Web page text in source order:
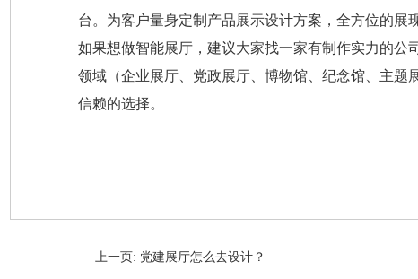
台。为客户量身定制产品展示设计方案，全方位的展
如果想做智能展厅，建议大家找一家有制作实力的公
领域（企业展厅、党政展厅、博物馆、纪念馆、主
信赖的选择。
上一页: 党建展厅怎么去设计？